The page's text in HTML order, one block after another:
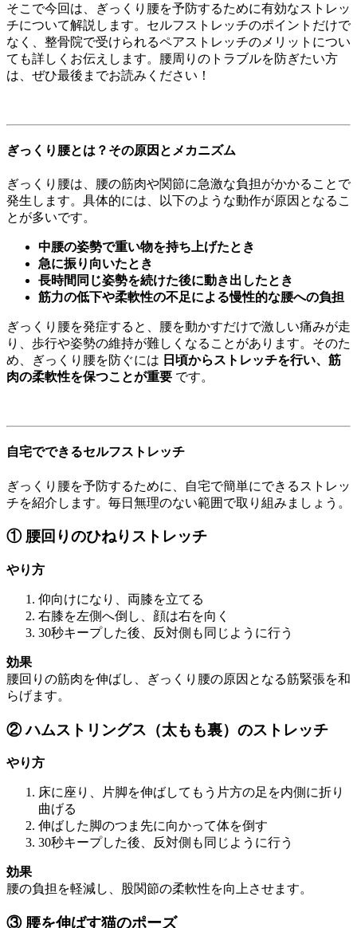
そこで今回は、ぎっくり腰を予防するために有効なストレッ
チについて解説します。セルフストレッチのポイントだけで
なく、整骨院で受けられるペアストレッチのメリットについ
ても詳しくお伝えします。腰周りのトラブルを防ぎたい方
は、ぜひ最後までお読みください！
ぎっくり腰とは？その原因とメカニズム
ぎっくり腰は、腰の筋肉や関節に急激な負担がかかることで
発生します。具体的には、以下のような動作が原因となるこ
とが多いです。
中腰の姿勢で重い物を持ち上げたとき
急に振り向いたとき
長時間同じ姿勢を続けた後に動き出したとき
筋力の低下や柔軟性の不足による慢性的な腰への負担
ぎっくり腰を発症すると、腰を動かすだけで激しい痛みが走
り、歩行や姿勢の維持が難しくなることがあります。そのた
め、ぎっくり腰を防ぐには 日頃からストレッチを行い、筋
肉の柔軟性を保つことが重要 です。
自宅でできるセルフストレッチ
ぎっくり腰を予防するために、自宅で簡単にできるストレッ
チを紹介します。毎日無理のない範囲で取り組みましょう。
① 腰回りのひねりストレッチ
やり方
仰向けになり、両膝を立てる
右膝を左側へ倒し、顔は右を向く
30秒キープした後、反対側も同じように行う
効果
腰回りの筋肉を伸ばし、ぎっくり腰の原因となる筋緊張を和
らげます。
② ハムストリングス（太もも裏）のストレッチ
やり方
床に座り、片脚を伸ばしてもう片方の足を内側に折り
曲げる
伸ばした脚のつま先に向かって体を倒す
30秒キープした後、反対側も同じように行う
効果
腰の負担を軽減し、股関節の柔軟性を向上させます。
③ 腰を伸ばす猫のポーズ